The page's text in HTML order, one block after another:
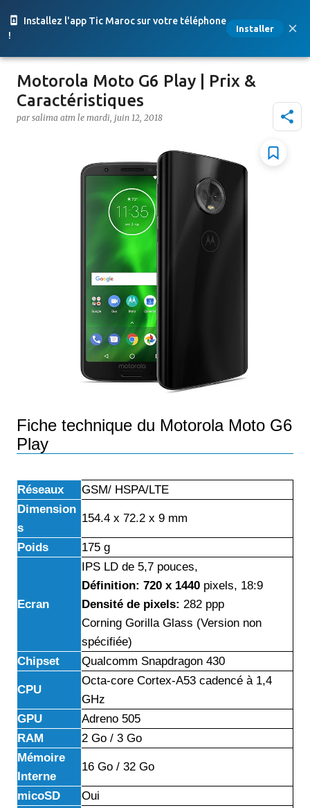
Installez l'app Tic Maroc sur votre téléphone
!
Installer
Accéder au contenu principal
Motorola Moto G6 Play | Prix &
Caractéristiques
par salima atm le mardi, juin 12, 2018
Fiche technique du Motorola Moto G6
Play
Réseaux
GSM/ HSPA/LTE
Dimension
s
154.4 x 72.2 x 9 mm
Poids 175 g
Ecran
IPS LD de 5,7 pouces,
Définition: 720 x 1440 pixels, 18:9
Densité de pixels: 282 ppp
Corning Gorilla Glass (Version non
spécifiée)
Chipset
Qualcomm Snapdragon 430
CPU
Octa-core Cortex-A53 cadencé à 1,4
GHz
GPU
Adreno 505
RAM
2 Go / 3 Go
Mémoire
Interne
16 Go / 32 Go
micoSD
Oui